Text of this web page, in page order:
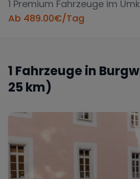
Mercedes
Zeitraum wählen
1 Premium Fahrzeuge im
Ab 489.00€/Tag
1 Fahrzeuge in
25 km)